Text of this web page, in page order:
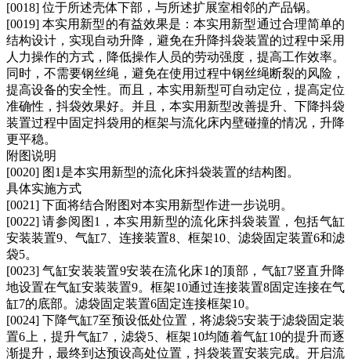
[0018] 位于所述壳体下部，与所述扩展室相邻的产品锅。
[0019] 本实用新型的有益效果是：本实用新型通过合理简单的
结构设计，实现自动升降，避免在升降抖袋装置的过程中采用
人力操作的方式，降低操作人员的劳动强度，提高工作效率。
同时，不需要钢丝绳，避免在使用过程中钢丝绳断裂的风险，
提高设备的安全性。而且，本实用新型可自动定位，提高定位
准确性，抖袋效果好。并且，本实用新型改善提升、下降抖袋
装置过程中固定抖袋用的框架与流化床内壁碰撞的情况，升降
更平稳。
附图说明
[0020] 图1是本实用新型的流化床抖袋装置的结构图。
具体实施方式
[0021] 下面将结合附图对本实用新型作进一步说明。
[0022] 请参阅图1，本实用新型的流化床抖袋装置，包括气缸
安装装置9、气缸7、连接装置8、框架10、滤袋固定装置6和滤
袋5。
[0023] 气缸安装装置9安装在流化床1的顶部，气缸7竖直升降
地设置在气缸安装装置9。框架10通过连接装置8固定连接在气
缸7的底部。滤袋固定装置6固定连接框架10。
[0024] 下降气缸7至预设低处位置，将滤袋5安装于滤袋固定装
置6上，提升气缸7，滤袋5、框架10均随着气缸10的提升而逐
渐提升，最终到达预设高处位置，抖袋装置安装完成。开启流